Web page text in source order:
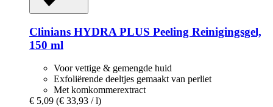
Clinians HYDRA PLUS Peeling Reinigingsgel,
150 ml
Voor vettige & gemengde huid
Exfoliërende deeltjes gemaakt van perliet
Met komkommerextract
€ 5,09 (€ 33,93 / l)